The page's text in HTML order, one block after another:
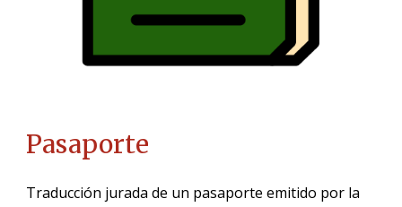
Pasaporte
Traducción jurada de un pasaporte emitido por la